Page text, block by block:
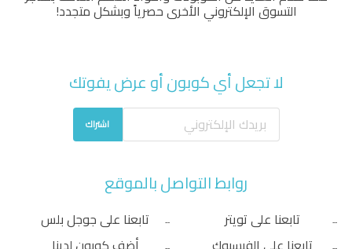
التسوق الإلكتروني الأخرى حصرياً وبشكل متجدد!
لا تجعل أي كوبون أو عرض يفوتك
اشتراك
روابط التواصل بالموقع
تابعنا على تويتر
تابعنا على جوجل بلس